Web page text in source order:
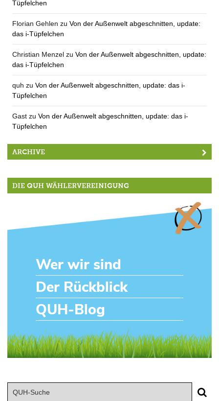
Tüpfelchen
Florian Gehlen zu Von der Außenwelt abgeschnitten, update:
das i-Tüpfelchen
Christian Menzel zu Von der Außenwelt abgeschnitten, update:
das i-Tüpfelchen
quh zu Von der Außenwelt abgeschnitten, update: das i-
Tüpfelchen
Gast zu Von der Außenwelt abgeschnitten, update: das i-
Tüpfelchen
ARCHIVE
DIE QUH WÄHLERVEREINIGUNG
Wer wir sind
Der Rückblick
QUH-Blog